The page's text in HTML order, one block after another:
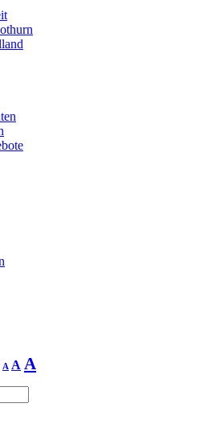
A
Schriftgrösse
verringern
A Schriftgrösse
zurücksetzen
A